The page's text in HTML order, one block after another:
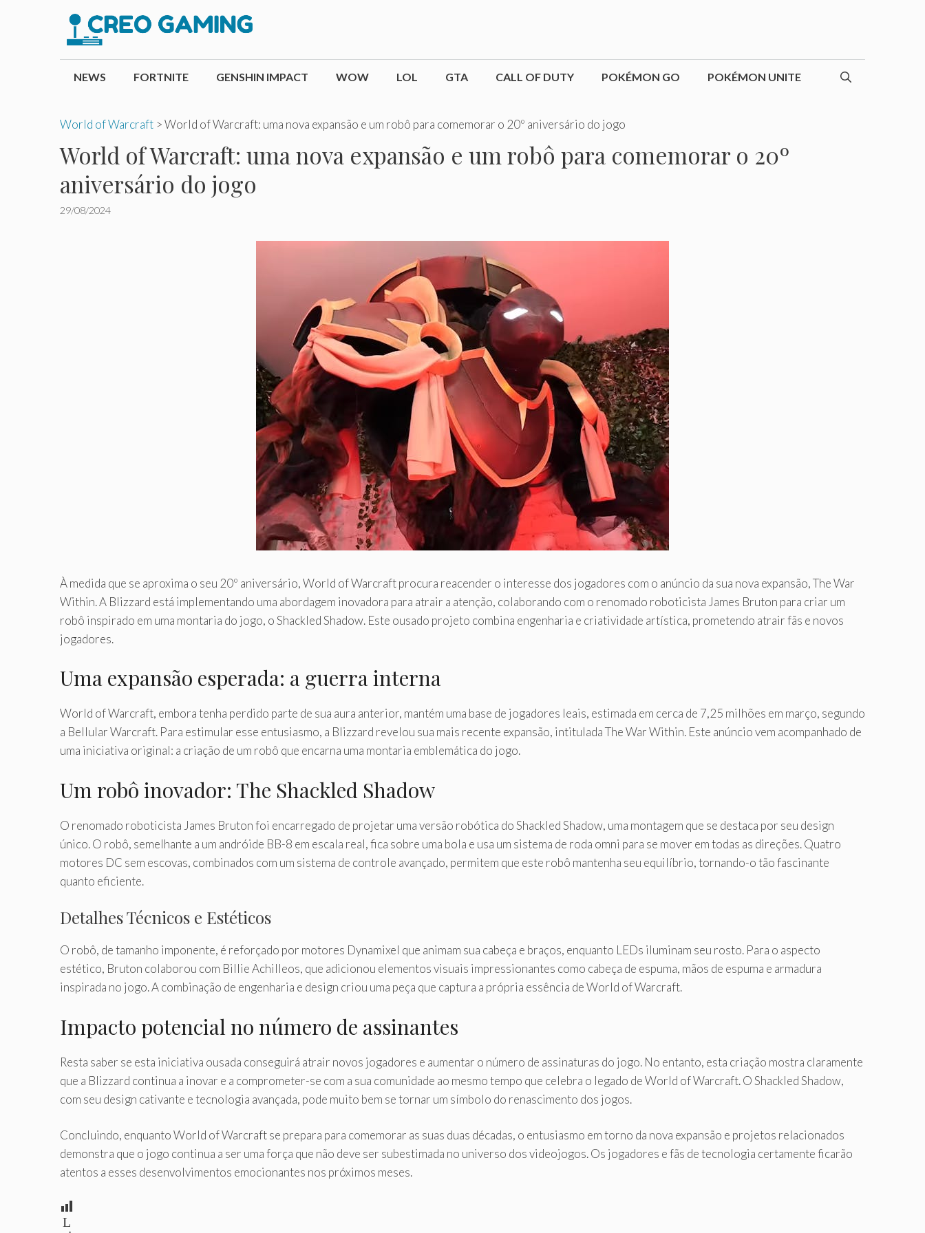
conteúdo
NEWS FORTNITE GENSHIN IMPACT WOW LOL GTA CALL OF DUTY POKÉMON GO POKÉMON UNITE
World of Warcraft >World of Warcraft: uma nova expansão e um robô para comemorar o 20º aniversário do jogo
World of Warcraft: uma nova expansão e um robô para comemorar o 20º
aniversário do jogo
29/08/2024
À medida que se aproxima o seu 20º aniversário, World of Warcraft procura reacender o interesse dos jogadores com o anúncio da sua nova expansão, The War
Within. A Blizzard está implementando uma abordagem inovadora para atrair a atenção, colaborando com o renomado roboticista James Bruton para criar um
robô inspirado em uma montaria do jogo, o Shackled Shadow. Este ousado projeto combina engenharia e criatividade artística, prometendo atrair fãs e novos
jogadores.
Uma expansão esperada: a guerra interna
World of Warcraft, embora tenha perdido parte de sua aura anterior, mantém uma base de jogadores leais, estimada em cerca de 7,25 milhões em março, segundo
a Bellular Warcraft. Para estimular esse entusiasmo, a Blizzard revelou sua mais recente expansão, intitulada The War Within. Este anúncio vem acompanhado de
uma iniciativa original: a criação de um robô que encarna uma montaria emblemática do jogo.
Um robô inovador: The Shackled Shadow
O renomado roboticista James Bruton foi encarregado de projetar uma versão robótica do Shackled Shadow, uma montagem que se destaca por seu design
único. O robô, semelhante a um andróide BB-8 em escala real, fica sobre uma bola e usa um sistema de roda omni para se mover em todas as direções. Quatro
motores DC sem escovas, combinados com um sistema de controle avançado, permitem que este robô mantenha seu equilíbrio, tornando-o tão fascinante
quanto eficiente.
Detalhes Técnicos e Estéticos
O robô, de tamanho imponente, é reforçado por motores Dynamixel que animam sua cabeça e braços, enquanto LEDs iluminam seu rosto. Para o aspecto
estético, Bruton colaborou com Billie Achilleos, que adicionou elementos visuais impressionantes como cabeça de espuma, mãos de espuma e armadura
inspirada no jogo. A combinação de engenharia e design criou uma peça que captura a própria essência de World of Warcraft.
Impacto potencial no número de assinantes
Resta saber se esta iniciativa ousada conseguirá atrair novos jogadores e aumentar o número de assinaturas do jogo. No entanto, esta criação mostra claramente
que a Blizzard continua a inovar e a comprometer-se com a sua comunidade ao mesmo tempo que celebra o legado de World of Warcraft. O Shackled Shadow,
com seu design cativante e tecnologia avançada, pode muito bem se tornar um símbolo do renascimento dos jogos.
Concluindo, enquanto World of Warcraft se prepara para comemorar as suas duas décadas, o entusiasmo em torno da nova expansão e projetos relacionados
demonstra que o jogo continua a ser uma força que não deve ser subestimada no universo dos videojogos. Os jogadores e fãs de tecnologia certamente ficarão
atentos a esses desenvolvimentos emocionantes nos próximos meses.
L